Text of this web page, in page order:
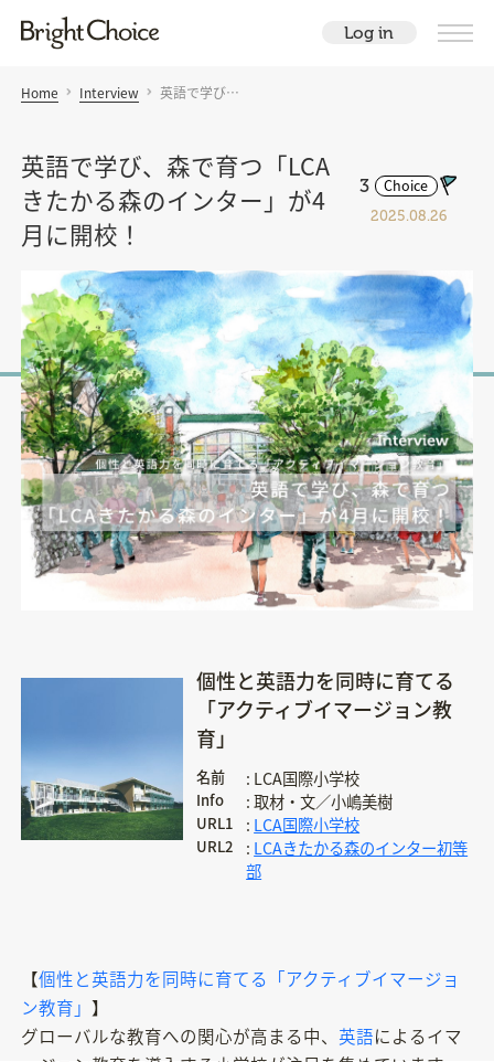
Log in
Home Interview 英語で学び…
英語で学び、森で育つ「LCA
きたかる森のインター」が4
月に開校！
3 Choice
2025.08.26
個性と英語力を同時に育てる
「アクティブイマージョン教
育」
名前 LCA国際小学校
Info 取材・文／小嶋美樹
URL1 LCA国際小学校
URL2
LCAきたかる森のインター初等
部
【個性と英語力を同時に育てる「アクティブイマージョ
ン教育」】
グローバルな教育への関心が高まる中、 英語によるイマ